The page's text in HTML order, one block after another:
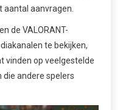
aantal aanvragen.
de VALORANT-
te bekijken,
vinden op veelgestelde
andere spelers